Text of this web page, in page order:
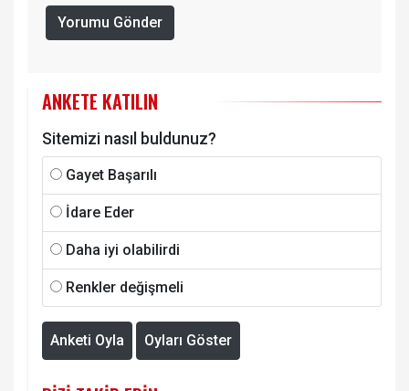
Yorumu Gönder
ANKETE KATILIN
Sitemizi nasıl buldunuz?
Gayet Başarılı
İdare Eder
Daha iyi olabilirdi
Renkler değişmeli
Anketi Oyla Oyları Göster